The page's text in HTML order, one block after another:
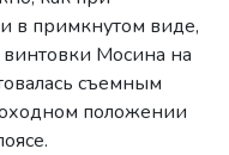
в примкнутом виде,
Мосина на
съемным
положении